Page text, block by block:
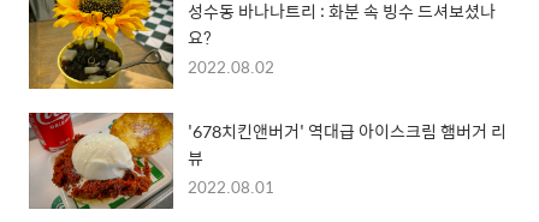
성수동 바나나트리 : 화분 속 빙수 드셔보셨나
요?
2022.08.02
'678치킨앤버거' 역대급 아이스크림 햄버거 리
뷰
2022.08.01